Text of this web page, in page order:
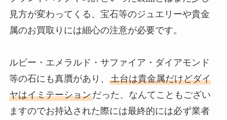
見方が変わってくる、宝石等のジュエリーや貴金
属のお買取りには細心の注意が必要です。
ルビー・エメラルド・サファイア・ダイアモンド
等の石にも真贋があり、 土台は貴金属だけどダイ
ヤはイミテーションだった、なんてこともござい
ますのでお持込された際には最終的には必ず業者